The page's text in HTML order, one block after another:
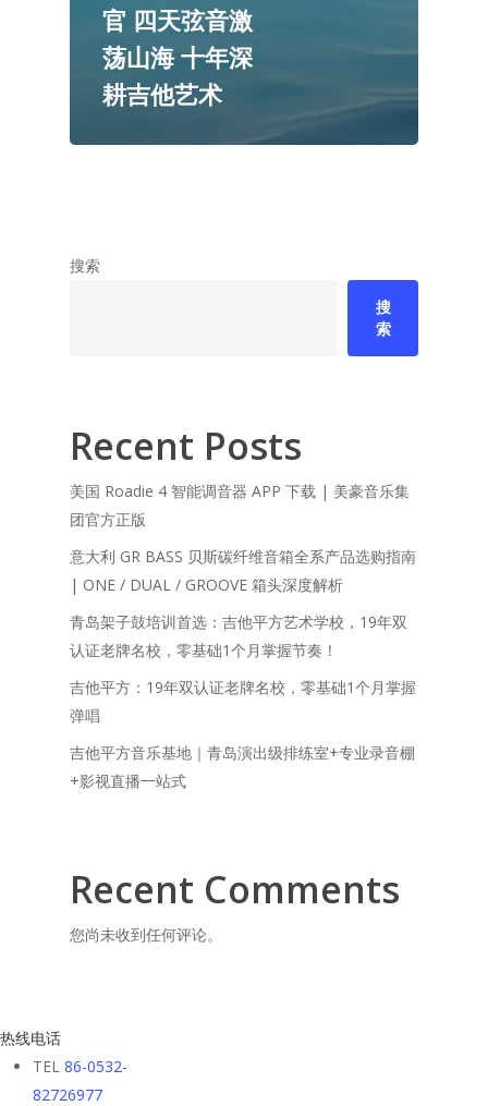
官 四天弦音激
荡山海 十年深
耕吉他艺术
搜索
搜
索
Recent Posts
美国 Roadie 4 智能调音器 APP 下载 | 美豪音乐集
团官方正版
意大利 GR BASS 贝斯碳纤维音箱全系产品选购指南
| ONE / DUAL / GROOVE 箱头深度解析
青岛架子鼓培训首选：吉他平方艺术学校，19年双
认证老牌名校，零基础1个月掌握节奏！
吉他平方：19年双认证老牌名校，零基础1个月掌握
弹唱
吉他平方音乐基地｜青岛演出级排练室+专业录音棚
+影视直播一站式
Recent Comments
您尚未收到任何评论。
热线电话
TEL 86-0532-
82726977